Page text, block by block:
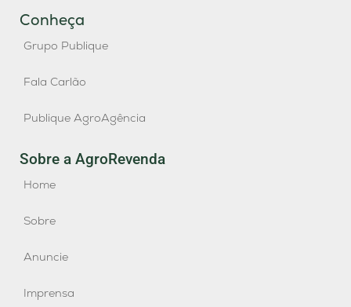
Conheça
Grupo Publique
Fala Carlão
Publique AgroAgência
Sobre a AgroRevenda
Home
Sobre
Anuncie
Imprensa